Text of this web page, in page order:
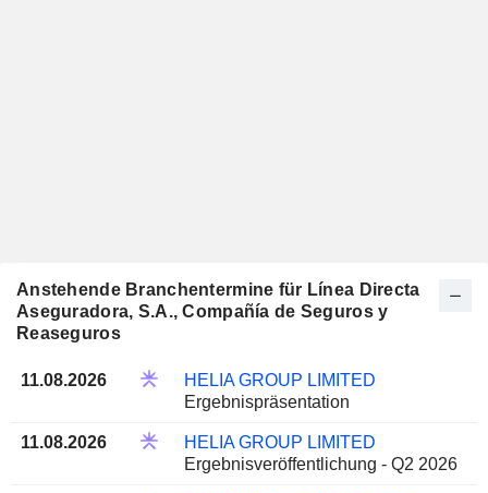
Anstehende Branchentermine für Línea Directa
Aseguradora, S.A., Compañía de Seguros y
Reaseguros
11.08.2026
HELIA GROUP LIMITED
Ergebnispräsentation
11.08.2026
HELIA GROUP LIMITED
Ergebnisveröffentlichung - Q2 2026